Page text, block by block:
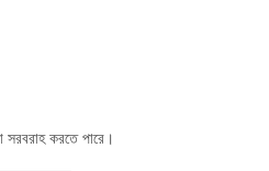
করতে পারে।